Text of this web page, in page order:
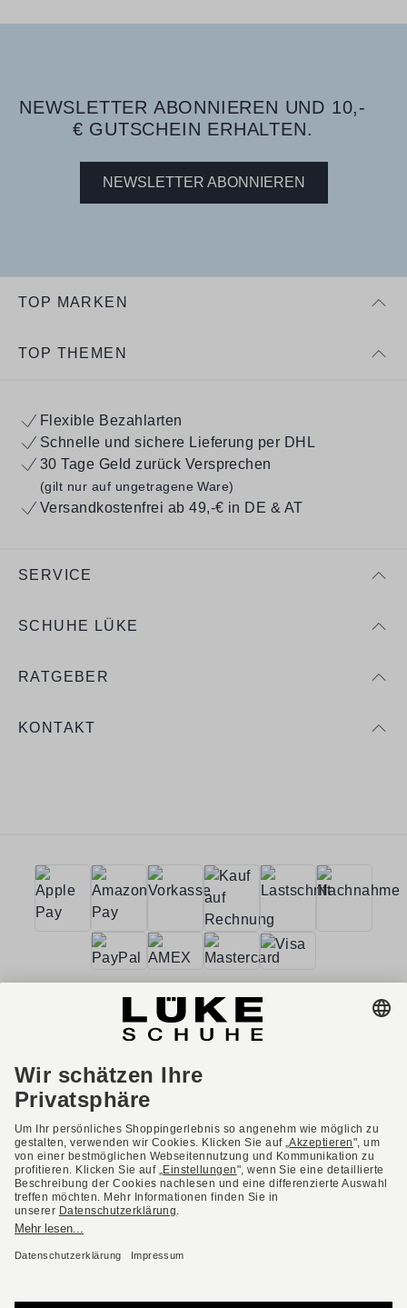
NEWSLETTER ABONNIEREN UND 10,-
€ GUTSCHEIN ERHALTEN.
NEWSLETTER ABONNIEREN
TOP MARKEN
TOP THEMEN
Flexible Bezahlarten
Schnelle und sichere Lieferung per DHL
30 Tage Geld zurück Versprechen
(gilt nur auf ungetragene Ware)
Versandkostenfrei ab 49,-€ in DE & AT
SERVICE
SCHUHE LÜKE
RATGEBER
KONTAKT
AGB Barrierefreiheit
Impressum
Datenschutzerklärung
Datenschutzeinstellungen